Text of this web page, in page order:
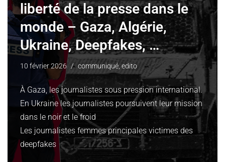
liberté de la presse dans le
monde – Gaza, Algérie,
Ukraine, Deepfakes, …
10 février 2026 communiqué, edito
À Gaza, les journalistes sous pression international.
En Ukraine les journalistes poursuivent leur mission
dans le noir et le froid
Les journalistes femmes principales victimes des
deepfakes